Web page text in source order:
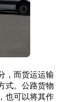
，而货运运输
式。公路货物
也可以将其作